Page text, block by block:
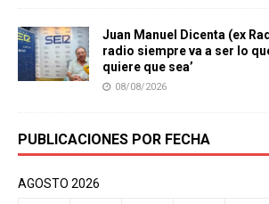
Juan Manuel Dicenta (ex
radio siempre va a ser lo
quiere que sea’
08/08/2026
PUBLICACIONES POR FECHA
AGOSTO 2026